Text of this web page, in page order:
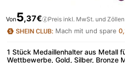
Von5,37€ Preis inkl. MwSt. und Zöllen
Mach mit und spare
1 Stück Medaillenhalter aus Metall
Wettbewerbe, Gold, Silber, Bronze